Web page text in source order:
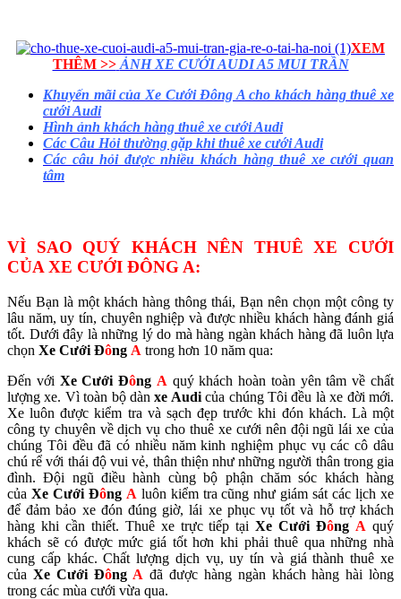
XEM
THÊM >> ẢNH XE CƯỚI AUDI A5 MUI TRẦN
Khuyến mãi của Xe Cưới Đông A cho khách hàng thuê xe
cướiAudi
Hình ảnh khách hàng thuê xe cưới Audi
Các Câu Hỏi thường gặp khi thuê xe cưới Audi
Các câu hỏi được nhiều khách hàng thuê xe cưới quan
tâm
VÌ SAO QUÝ KHÁCH NÊN THUÊ XE CƯỚI
CỦA XE CƯỚI ĐÔNG A:
Nếu Bạn là một khách hàng thông thái, Bạn nên chọn một công ty
lâu năm, uy tín, chuyên nghiệp và được nhiều khách hàng đánh giá
tốt. Dưới đây là những lý do mà hàng ngàn khách hàng đã luôn lựa
chọn Xe Cưới Đông A trong hơn 10 năm qua:
Đến với Xe Cưới Đông A quý khách hoàn toàn yên tâm về chất
lượng xe. Vì toàn bộ dànxe Audicủa chúng Tôi đều là xe đời mới.
Xe luôn được kiểm tra và sạch đẹp trước khi đón khách. Là một
công ty chuyên về dịch vụ cho thuê xe cưới nên đội ngũ lái xe của
chúng Tôi đều đã có nhiều năm kinh nghiệm phục vụ các cô dâu
chú rể với thái độ vui vẻ, thân thiện như những người thân trong gia
đình. Đội ngũ điều hành cùng bộ phận chăm sóc khách hàng
của Xe Cưới Đông A luôn kiểm tra cũng như giám sát các lịch xe
để đảm bảo xe đón đúng giờ, lái xe phục vụ tốt và hỗ trợ khách
hàng khi cần thiết. Thuê xe trực tiếp tạiXe Cưới Đông A quý
khách sẽ có được mức giá tốt hơn khi phải thuê qua những nhà
cung cấp khác. Chất lượng dịch vụ, uy tín và giá thành thuê xe
của Xe Cưới Đông A đã được hàng ngàn khách hàng hài lòng
trong các mùa cưới vừa qua.